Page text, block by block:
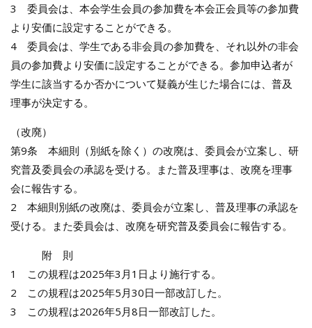
3 委員会は、本会学生会員の参加費を本会正会員等の参加費
より安価に設定することができる。
4 委員会は、学生である非会員の参加費を、それ以外の非会
員の参加費より安価に設定することができる。参加申込者が
学生に該当するか否かについて疑義が生じた場合には、普及
理事が決定する。
（改廃）
第9条 本細則（別紙を除く）の改廃は、委員会が立案し、研
究普及委員会の承認を受ける。また普及理事は、改廃を理事
会に報告する。
2 本細則別紙の改廃は、委員会が立案し、普及理事の承認を
受ける。また委員会は、改廃を研究普及委員会に報告する。
附 則
1 この規程は2025年3月1日より施行する。
2 この規程は2025年5月30日一部改訂した。
3 この規程は2026年5月8日一部改訂した。